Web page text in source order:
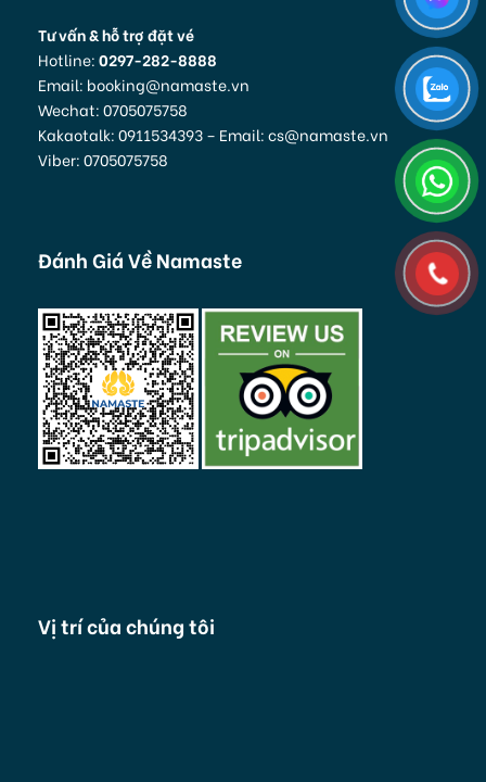
Tư vấn & hỗ trợ đặt vé
Hotline:0297-282-8888
Email: booking@namaste.vn
Wechat: 0705075758
Kakaotalk: 0911534393 – Email: cs@namaste.vn
Viber: 0705075758
Đánh Giá Về Namaste
Vị trí của chúng tôi